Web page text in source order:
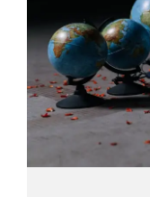
sicurezza dei
considerazione
professore di